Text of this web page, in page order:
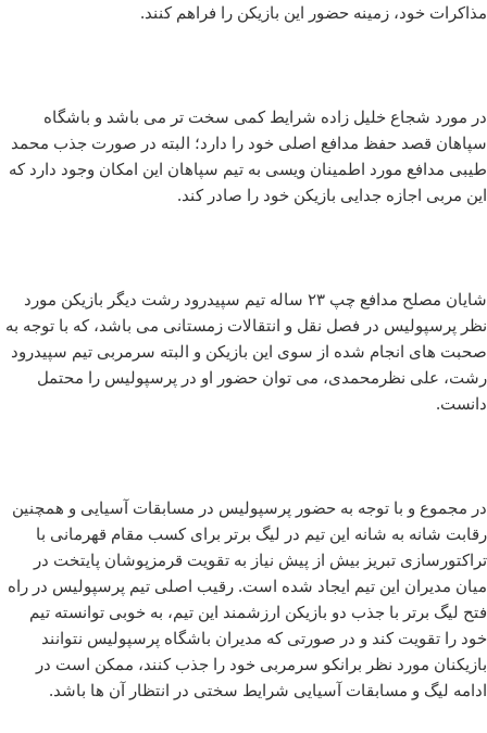
مذاکرات خود، زمینه حضور این بازیکن را فراهم کنند.
در مورد شجاع خلیل زاده شرایط کمی سخت تر می باشد و باشگاه
سپاهان قصد حفظ مدافع اصلی خود را دارد؛ البته در صورت جذب محمد
طیبی مدافع مورد اطمینان ویسی به تیم سپاهان این امکان وجود دارد که
این مربی اجازه جدایی بازیکن خود را صادر کند.
شایان مصلح مدافع چپ ۲۳ ساله تیم سپیدرود رشت دیگر بازیکن مورد
نظر پرسپولیس در فصل نقل و انتقالات زمستانی می باشد، که با توجه به
صحبت های انجام شده از سوی این بازیکن و البته سرمربی تیم سپیدرود
رشت، علی نظرمحمدی، می توان حضور او در پرسپولیس را محتمل
دانست.
در مجموع و با توجه به حضور پرسپولیس در مسابقات آسیایی و همچنین
رقابت شانه به شانه این تیم در لیگ برتر برای کسب مقام قهرمانی با
تراکتورسازی تبریز بیش از پیش نیاز به تقویت قرمزپوشان پایتخت در
میان مدیران این تیم ایجاد شده است. رقیب اصلی تیم پرسپولیس در راه
فتح لیگ برتر با جذب دو بازیکن ارزشمند این تیم، به خوبی توانسته تیم
خود را تقویت کند و در صورتی که مدیران باشگاه پرسپولیس نتوانند
بازیکنان مورد نظر برانکو سرمربی خود را جذب کنند، ممکن است در
ادامه لیگ و مسابقات آسیایی شرایط سختی در انتظار آن ها باشد.